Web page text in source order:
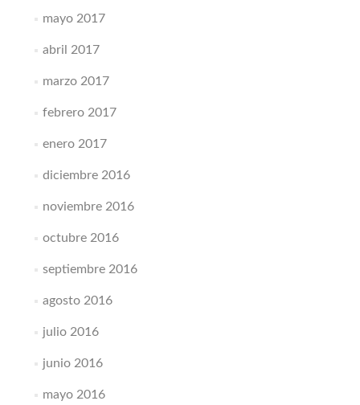
mayo 2017
abril 2017
marzo 2017
febrero 2017
enero 2017
diciembre 2016
noviembre 2016
octubre 2016
septiembre 2016
agosto 2016
julio 2016
junio 2016
mayo 2016